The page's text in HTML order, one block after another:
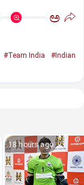
ಅ
#Team India
#Indian
18 hours ago